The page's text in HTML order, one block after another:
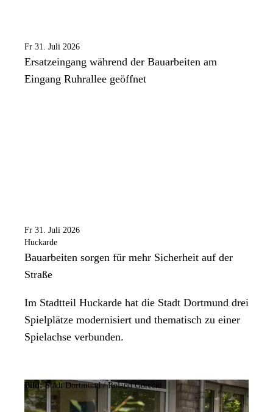
Fr 31. Juli 2026
Ersatzeingang während der Bauarbeiten am
Eingang Ruhrallee geöffnet
Fr 31. Juli 2026
Huckarde
Bauarbeiten sorgen für mehr Sicherheit auf der
Straße
Im Stadtteil Huckarde hat die Stadt Dortmund drei
Spielplätze modernisiert und thematisch zu einer
Spielachse verbunden.
Bild:Stadt Dortmund / Roland Gorecki